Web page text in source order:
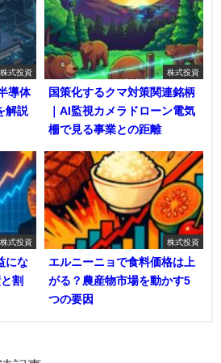
株式投資
導体
解説
株式投資
国策化するクマ対策関連銘柄
｜AI監視カメラドローン電気
柵で見る事業との距離
株式投資
にな
割
株式投資
エルニーニョで食料価格は上
がる？農産物市場を動かす5
つの要因